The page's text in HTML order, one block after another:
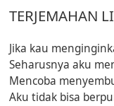
TERJEMAHAN
Jika kau
Seharusnya aku
Mencoba
Aku tidak bisa